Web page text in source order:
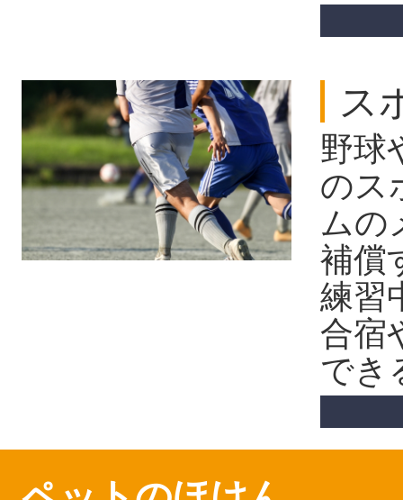
ス
野球
のス
ムの
補償
練習
合宿
でき